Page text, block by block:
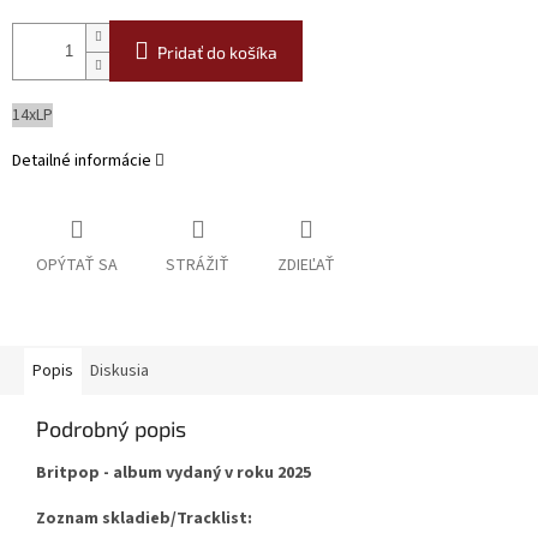
Pridať do košíka
14xLP
Detailné informácie
OPÝTAŤ SA STRÁŽIŤ ZDIEĽAŤ
Popis Diskusia
Podrobný popis
Britpop - album vydaný v roku 2025
Zoznam skladieb/Tracklist: